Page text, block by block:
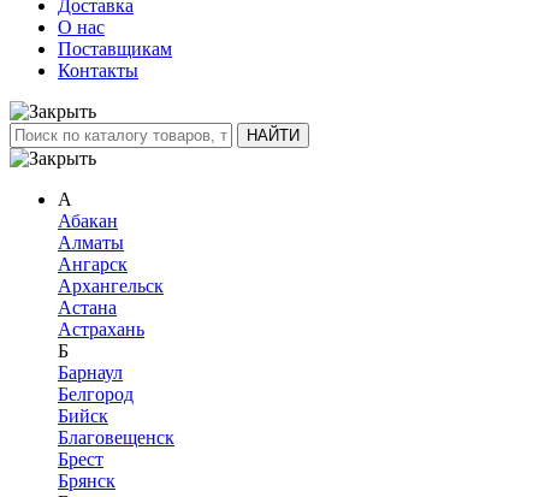
Доставка
О нас
Поставщикам
Контакты
А
Абакан
Алматы
Ангарск
Архангельск
Астана
Астрахань
Б
Барнаул
Белгород
Бийск
Благовещенск
Брест
Брянск